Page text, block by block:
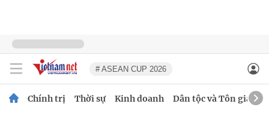
# ASEAN CUP 2026
Chính trị Thời sự Kinh doanh Dân tộc và Tôn giáo